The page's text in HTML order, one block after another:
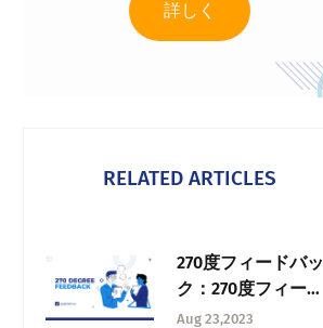
詳しく
RELATED ARTICLES
270度フィードバッ
ク：270度フィード
バックとは？
Aug 23,2023